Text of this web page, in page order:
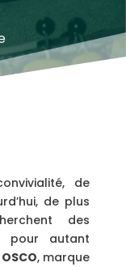
de
de plus
des
pour autant
OSCO, marque